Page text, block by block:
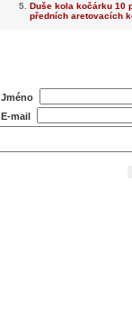
Duše kola kočárku 10
předních aretovacích
Jméno
E-mail